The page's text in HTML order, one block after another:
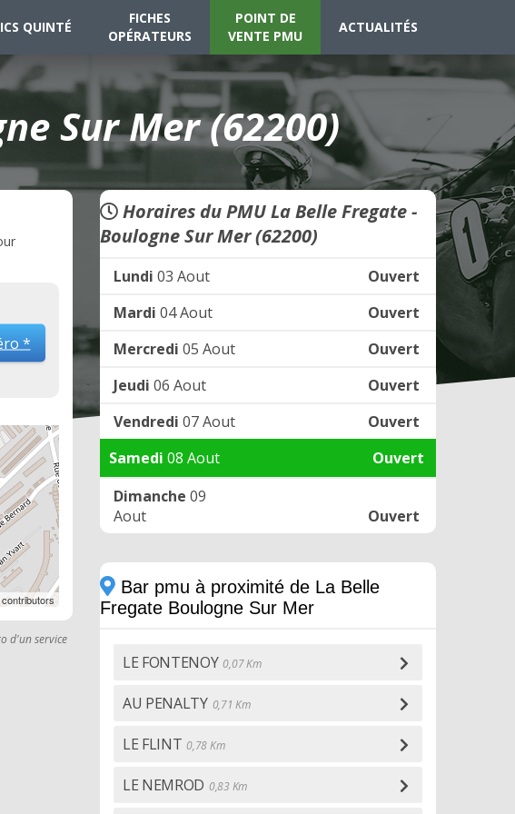
QUINTÉ
FICHES
OPÉRATEURS
POINT DE
VENTE PMU
ACTUALITÉS
Sur Mer (62200)
*
contributors
d'un service
Horaires du PMU La Belle Fregate -
Boulogne Sur Mer (62200)
Lundi 03 Aout
Ouvert
Mardi 04 Aout
Ouvert
Mercredi 05 Aout
Ouvert
Jeudi 06 Aout
Ouvert
Vendredi 07 Aout
Ouvert
Samedi 08 Aout
Ouvert
Dimanche 09
Aout
Ouvert
Bar pmu à proximité de La Belle
Fregate Boulogne Sur Mer
LE FONTENOY 0,07 Km
AU PENALTY 0,71 Km
LE FLINT 0,78 Km
LE NEMROD 0,83 Km